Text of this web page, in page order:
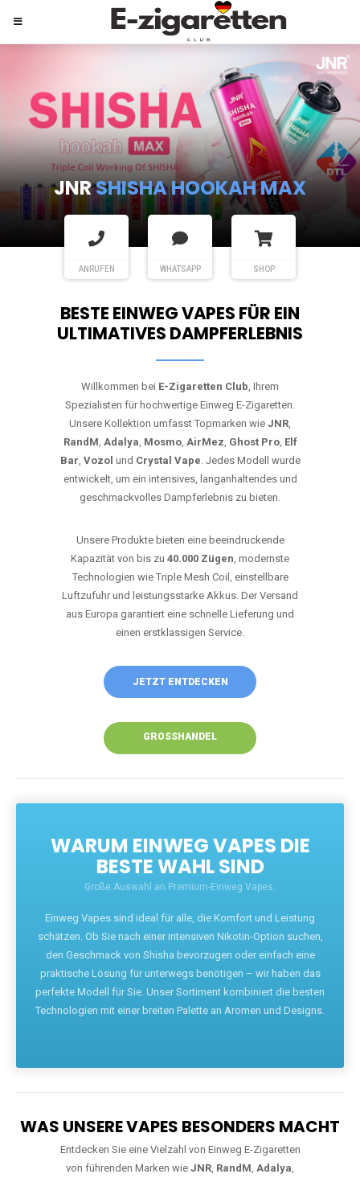
JNRSHISHA HOOKAH MAX
ANRUFEN WHATSAPP SHOP
BESTE EINWEG VAPES FÜR EIN
ULTIMATIVES DAMPFERLEBNIS
Willkommen bei E-Zigaretten Club, Ihrem
Spezialisten für hochwertige Einweg E-Zigaretten.
Unsere Kollektion umfasst Topmarken wie JNR,
RandM, Adalya, Mosmo, AirMez, Ghost Pro, Elf
Bar, Vozol und Crystal Vape. Jedes Modell wurde
entwickelt, um ein intensives, langanhaltendes und
geschmackvolles Dampferlebnis zu bieten.
Unsere Produkte bieten eine beeindruckende
Kapazität von bis zu 40.000 Zügen, modernste
Technologien wie Triple Mesh Coil, einstellbare
Luftzufuhr und leistungsstarke Akkus. Der Versand
aus Europa garantiert eine schnelle Lieferung und
einen erstklassigen Service.
JETZT ENTDECKEN
GROSSHANDEL
WARUM EINWEG VAPES DIE
BESTE WAHL SIND
Große Auswahl an Premium-Einweg Vapes.
Einweg Vapes sind ideal für alle, die Komfort und Leistung
schätzen. Ob Sie nach einer intensiven Nikotin-Option suchen,
den Geschmack von Shisha bevorzugen oder einfach eine
praktische Lösung für unterwegs benötigen – wir haben das
perfekte Modell für Sie. Unser Sortiment kombiniert die besten
Technologien mit einer breiten Palette an Aromen und Designs.
WAS UNSERE VAPES BESONDERS MACHT
Entdecken Sie eine Vielzahl von Einweg E-Zigaretten
von führenden Marken wie JNR, RandM, Adalya,